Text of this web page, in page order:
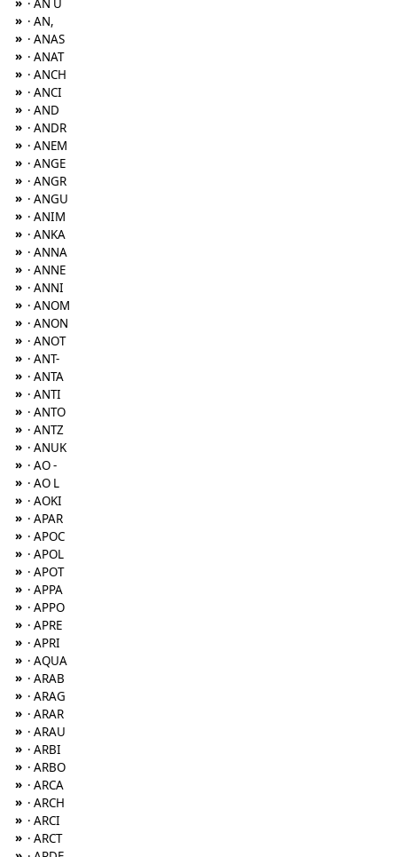
· AN U
» · AN,
» · ANAS
» · ANAT
» · ANCH
» · ANCI
» · AND
» · ANDR
» · ANEM
» · ANGE
» · ANGR
» · ANGU
» · ANIM
» · ANKA
» · ANNA
» · ANNE
» · ANNI
» · ANOM
» · ANON
» · ANOT
» · ANT-
» · ANTA
» · ANTI
» · ANTO
» · ANTZ
» · ANUK
» · AO -
» · AO L
» · AOKI
» · APAR
» · APOC
» · APOL
» · APOT
» · APPA
» · APPO
» · APRE
» · APRI
» · AQUA
» · ARAB
» · ARAG
» · ARAR
» · ARAU
» · ARBI
» · ARBO
» · ARCA
» · ARCH
» · ARCI
» · ARCT